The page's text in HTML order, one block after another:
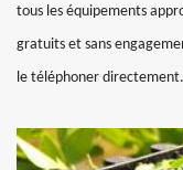
tous les équipements
gratuits et sans
le téléphoner directement.